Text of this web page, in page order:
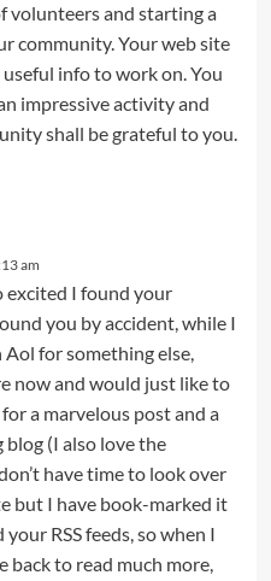
volunteers and starting a
community. Your web site
info to work on. You
impressive activity and
shall be grateful to you.
am
excited I found your
you by accident, while I
Aol for something else,
now and would just like to
a marvelous post and a
(I also love the
have time to look over
but I have book-marked it
RSS feeds, so when I
back to read much more,